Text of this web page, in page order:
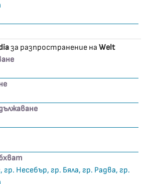
за разпространение на Welt
гр. Несебър, гр. Бяла, гр. Радва, гр.